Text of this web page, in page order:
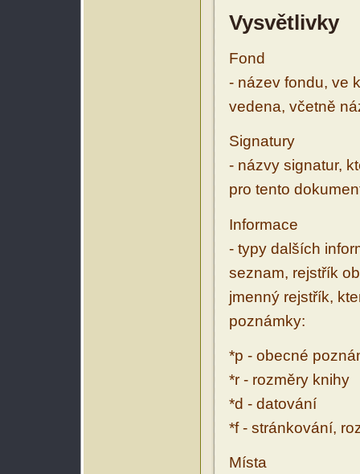
Vysvětlivky
Fond
- název fondu, ve
vedena, včetně
Signatury
- názvy signatur,
pro tento
Informace
- typy dalších
seznam, rejstřík
jmenný rejstřík,
poznámky:
*p - obecné
*r - rozměry knihy
*d - datování
*f - stránkování,
Místa